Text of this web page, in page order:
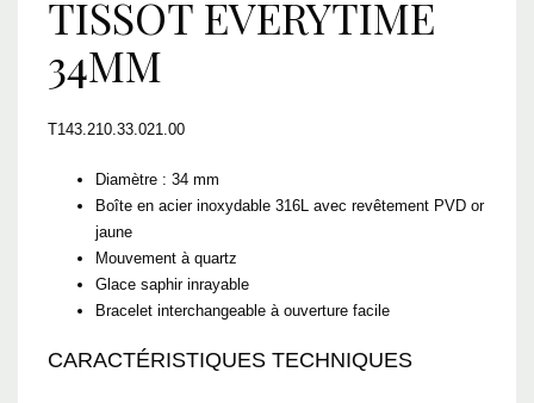
TISSOT EVERYTIME
34MM
T143.210.33.021.00
Diamètre : 34 mm
Boîte en acier inoxydable 316L avec revêtement PVD or
jaune
Mouvement à quartz
Glace saphir inrayable
Bracelet interchangeable à ouverture facile
CARACTÉRISTIQUES TECHNIQUES